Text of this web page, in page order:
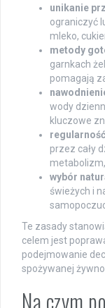
unikanie
ograniczyć
mleko,
metody
garnkach
pomagają
wody
kluczowe
przez cały
metabolizm,
wybór
świeżych i
Te zasady
celem jest
podejmowanie
spożywanej
Na czym